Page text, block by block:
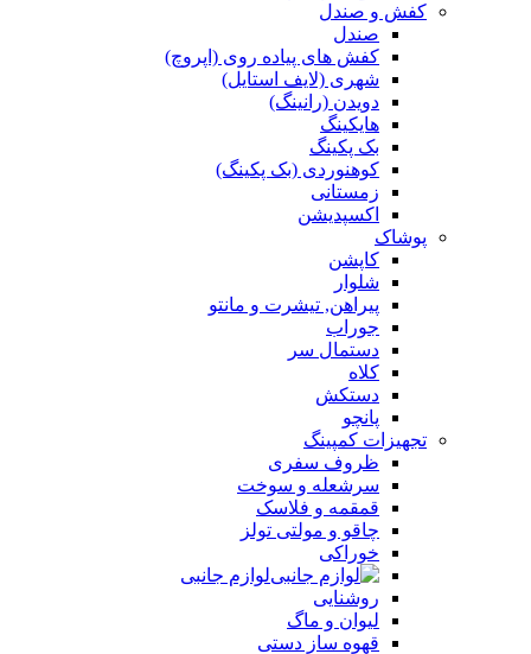
کفش و صندل
صندل
کفش های پیاده روی (اپروچ)
شهری (لایف استایل)
دویدن (رانینگ)
هایکینگ
بک پکینگ
کوهنوردی (بک پکینگ)
زمستانی
اکسپدیشن
پوشاک
کاپشن
شلوار
پیراهن, تیشرت و مانتو
جوراب
دستمال سر
کلاه
دستکش
پانچو
تجهیزات کمپینگ
ظروف سفری
سرشعله و سوخت
قمقمه و فلاسک
چاقو و مولتی تولز
خوراکی
لوازم جانبی
روشنایی
لیوان و ماگ
قهوه ساز دستی